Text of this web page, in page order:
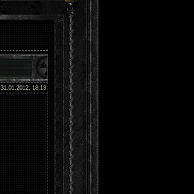
31.01.2012, 18:13